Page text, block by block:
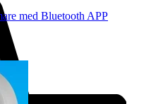
med Bluetooth APP